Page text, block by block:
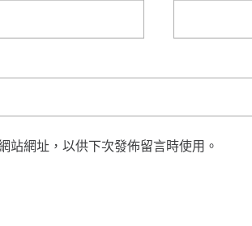
站網址，以供下次發佈留言時使用。